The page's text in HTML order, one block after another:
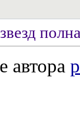
автора